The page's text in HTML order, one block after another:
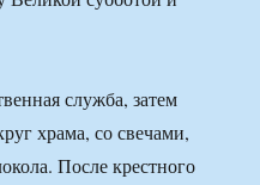
служба, затем
храма, со свечами,
После крестного